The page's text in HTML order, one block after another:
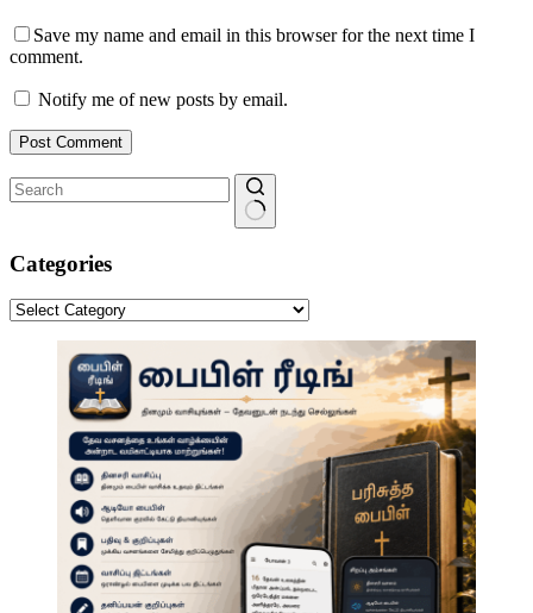
Save my name and email in this browser for the next time I
comment.
Notify me of new posts by email.
Post Comment
results
Categories
Categories